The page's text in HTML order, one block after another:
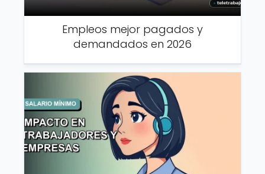
Empleos mejor pagados y
demandados en 2026